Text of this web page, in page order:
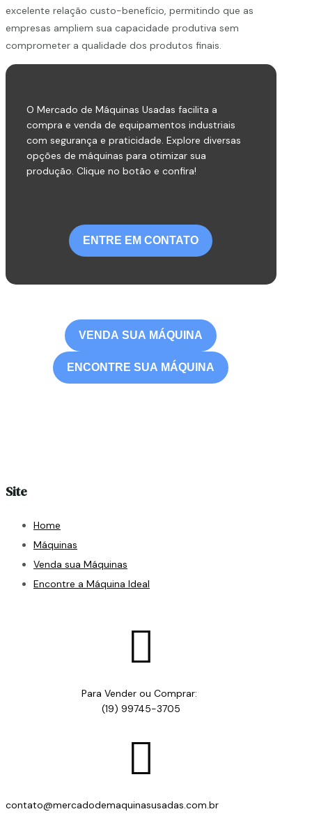
excelente relação custo-benefício, permitindo que as
empresas ampliem sua capacidade produtiva sem
comprometer a qualidade dos produtos finais.
O Mercado de Máquinas Usadas facilita a
compra e venda de equipamentos industriais
com segurança e praticidade. Explore diversas
opções de máquinas para otimizar sua
produção. Clique no botão e confira!
ENTRE EM CONTATO
VENDA SUA MÁQUINA
ENCONTRE SUA MÁQUINA
Site
Home
Máquinas
Venda sua Máquinas
Encontre a Máquina Ideal

Para Vender ou Comprar:
(19) 99745-3705

contato@mercadodemaquinasusadas.com.br